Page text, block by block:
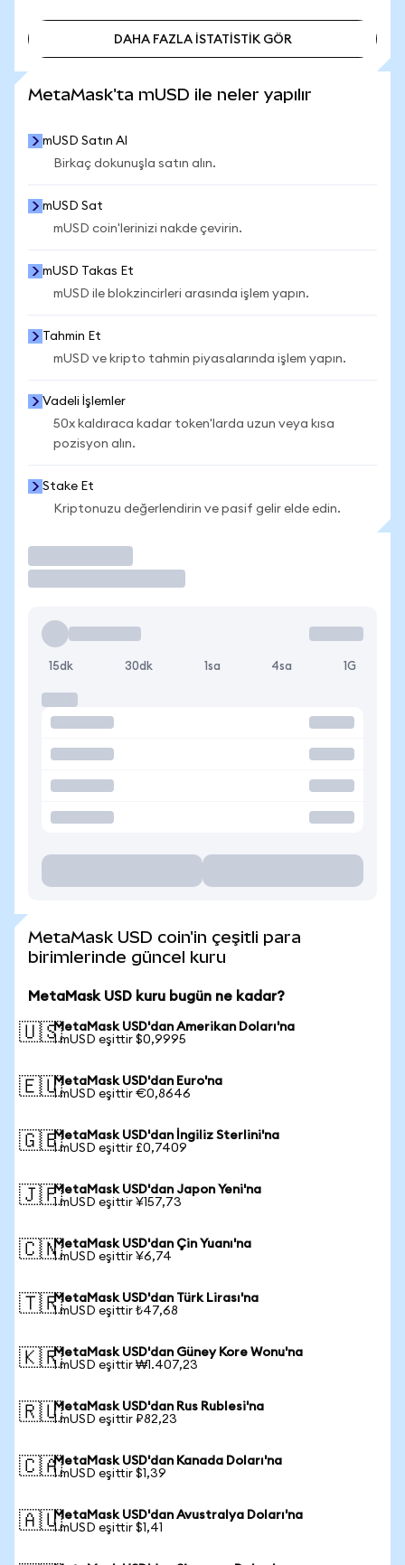
DAHA FAZLA İSTATİSTİK GÖR
MetaMask'ta mUSD ile neler yapılır
mUSD Satın Al
Birkaç dokunuşla satın alın.
mUSD Sat
mUSD coin'lerinizi nakde çevirin.
mUSD Takas Et
mUSD ile blokzincirleri arasında işlem yapın.
Tahmin Et
mUSD ve kripto tahmin piyasalarında işlem yapın.
Vadeli İşlemler
50x kaldıraca kadar token'larda uzun veya kısa
pozisyon alın.
Stake Et
Kriptonuzu değerlendirin ve pasif gelir elde edin.
15dk 30dk 1sa 4sa 1G
MetaMask USD coin'in çeşitli para
birimlerinde güncel kuru
MetaMask USD kuru bugün ne kadar?
🇺🇸MetaMask USD'dan Amerikan Doları'na
1 mUSD eşittir $0,9995
🇪🇺MetaMask USD'dan Euro'na
1 mUSD eşittir €0,8646
🇬🇧MetaMask USD'dan İngiliz Sterlini'na
1 mUSD eşittir £0,7409
🇯🇵MetaMask USD'dan Japon Yeni'na
1 mUSD eşittir ¥157,73
🇨🇳MetaMask USD'dan Çin Yuanı'na
1 mUSD eşittir ¥6,74
🇹🇷MetaMask USD'dan Türk Lirası'na
1 mUSD eşittir ₺47,68
🇰🇷MetaMask USD'dan Güney Kore Wonu'na
1 mUSD eşittir ₩1.407,23
🇷🇺MetaMask USD'dan Rus Rublesi'na
1 mUSD eşittir ₽82,23
🇨🇦MetaMask USD'dan Kanada Doları'na
1 mUSD eşittir $1,39
🇦🇺MetaMask USD'dan Avustralya Doları'na
1 mUSD eşittir $1,41